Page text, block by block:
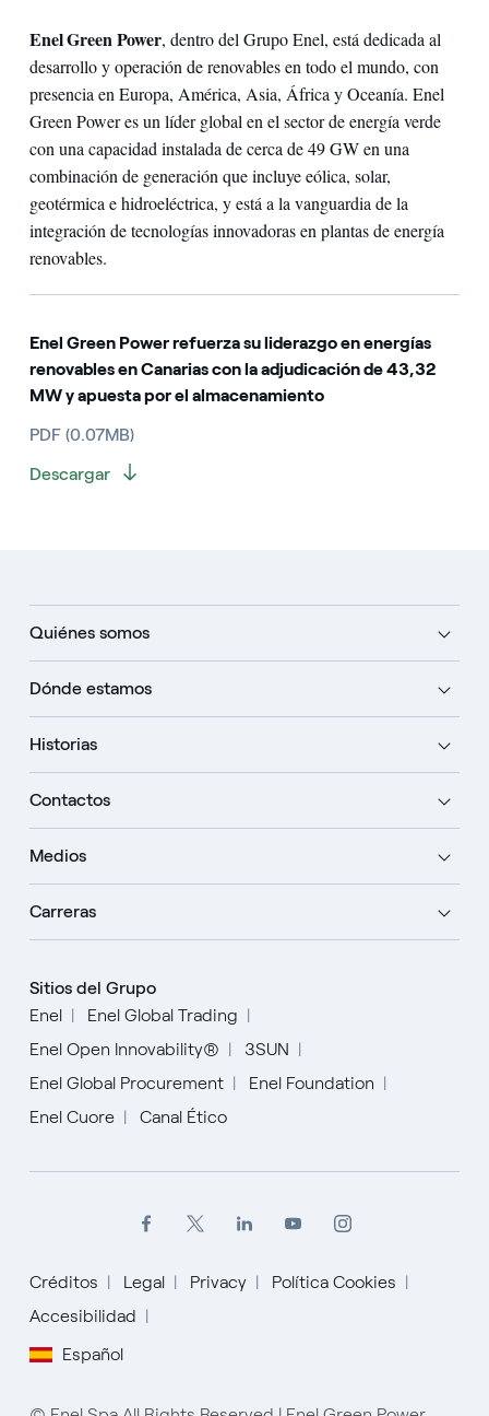
Enel Green Power, dentro del Grupo Enel, está dedicada al
desarrollo y operación de renovables en todo el mundo, con
presencia en Europa, América, Asia, África y Oceanía. Enel
Green Power es un líder global en el sector de energía verde
con una capacidad instalada de cerca de 49 GW en una
combinación de generación que incluye eólica, solar,
geotérmica e hidroeléctrica, y está a la vanguardia de la
integración de tecnologías innovadoras en plantas de energía
renovables.
Enel Green Power refuerza su liderazgo en energías
renovables en Canarias con la adjudicación de 43,32
MW y apuesta por el almacenamiento
PDF (0.07MB)
Descargar
Quiénes somos
Dónde estamos
Historias
Contactos
Medios
Carreras
Sitios del Grupo
Enel
Enel Global Trading
Enel Open Innovability®
3SUN
Enel Global Procurement
Enel Foundation
Enel Cuore
Canal Ético
Créditos Legal Privacy
Política Cookies
Accesibilidad
Español
English